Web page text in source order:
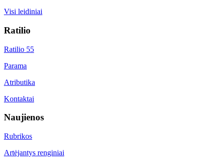
Visi leidiniai
Ratilio
Ratilio 55
Parama
Atributika
Kontaktai
Naujienos
Rubrikos
Artėjantys renginiai